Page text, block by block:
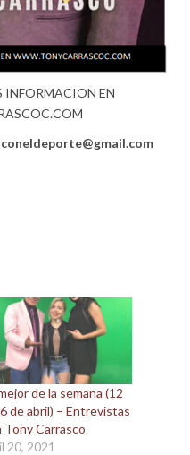
INFORMACION EN
de la semana (12
de abril) – Entrevistas
Tony Carrasco
20, 2021